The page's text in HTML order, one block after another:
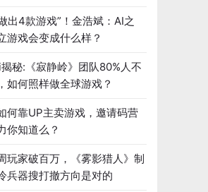
出4款游戏”！金浩斌：AI之
游戏会变成什么样？
秘:《寂静岭》团队80%人不
如何照样做全球游戏？
何靠UP主卖游戏，邀请码营
你知道么？
玩家破百万，《雾影猎人》制
兵器搜打撤方向是对的